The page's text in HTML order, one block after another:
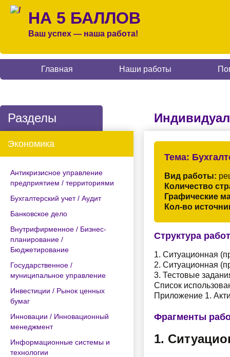
НА 5 БАЛЛОВ
Ваш успех — наша работа!
Главная Наши работы
Разделы
Экономика
Антикризисное управление
предприятием / территориями
Бухгалтерский учет / Аудит
Банковское дело
Внутрифирменное / Бизнес-
планирование /
Бюджетирование
Государственное /
муниципальное управление
Инвестиции / Рынок ценных
бумаг
Инновации / Инновационный
менеджмент
Информационные системы и
технологии
Тема:
Вид работы:
Количество
Графические
Кол-во
Структура
1. Ситуационная
2. Ситуационная
3. Тестовые
Список
Приложение 1.
Фрагменты
1.